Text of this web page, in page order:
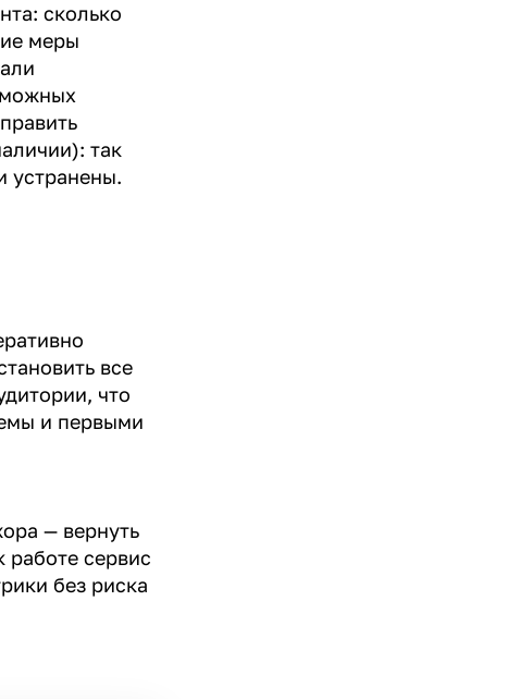
сколько
меры
так
устранены.
все
что
и первыми
— вернуть
сервис
без риска